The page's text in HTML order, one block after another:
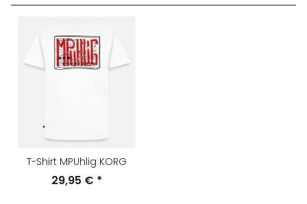
T-Shirt MPUhlig KORG
29,95 € *